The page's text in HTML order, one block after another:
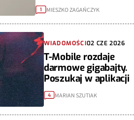
1 MIESZKO ZAGAŃCZYK
WIADOMOŚCI02 CZE 2026
T-Mobile rozdaje
darmowe gigabajty.
Poszukaj w aplikacji
4 MARIAN SZUTIAK